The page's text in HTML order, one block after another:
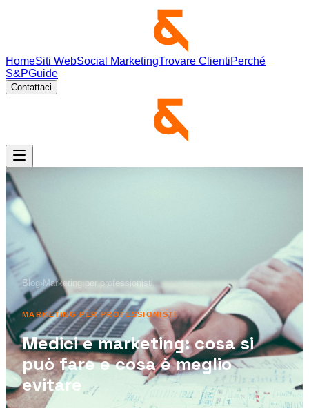
HomeSiti WebSocial MarketingTrovare ClientiPerché
S&PGuide
Contattaci
Blog›Marketing per professionisti
MARKETING PER PROFESSIONISTI
Medici e marketing: cosa si
può fare e cosa è meglio
evitare